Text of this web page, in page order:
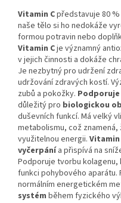
Vitamin Cpředstavuje 80
naše tělo si ho nedokáže
formou potravin nebo
Vitamin Cje významný
v jejich činnosti a dokáže
Je nezbytný pro udržení
udržování zdravých kostí.
zubů a pokožky.
důležitý pro biologickou
duševních funkcí. Má velký
metabolismu, což
využitelnou energii. Vitamin
vyčerpánía přispívá na
Podporuje tvorbu
funkci pohybového aparátu.
normálním energetickém
systém během fyzického